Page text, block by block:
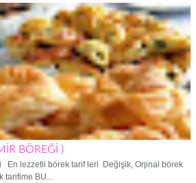
BÖREĞİ )
En lezzetli börek tarif leri Değişik, Orjinal börek
tarifime BU...